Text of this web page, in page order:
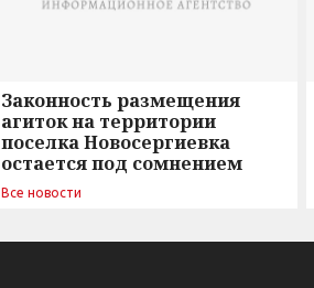
Законность размещения
агиток на территории
поселка Новосергиевка
остается под сомнением
Все новости